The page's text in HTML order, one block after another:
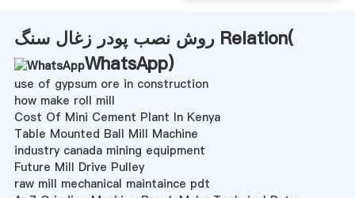
روش نصب پودر زغال سنگ Relation(
WhatsApp)
use of gypsum ore in construction
how make roll mill
Cost Of Mini Cement Plant In Kenya
Table Mounted Ball Mill Machine
industry canada mining equipment
Future Mill Drive Pulley
raw mill mechanical maintaince pdt